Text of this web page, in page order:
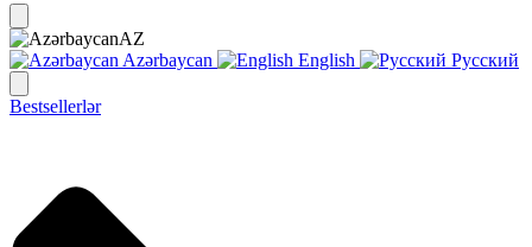
AZ
Azərbaycan
English Русский
Bestsellerlər